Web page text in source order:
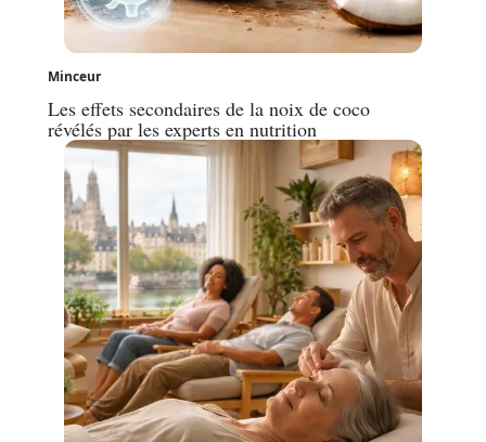
Minceur
Les effets secondaires de la noix de coco
révélés par les experts en nutrition